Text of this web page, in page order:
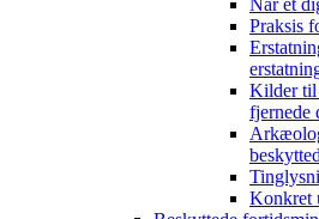
Når et
Praksis
Kilder til
fjernede
Konkret